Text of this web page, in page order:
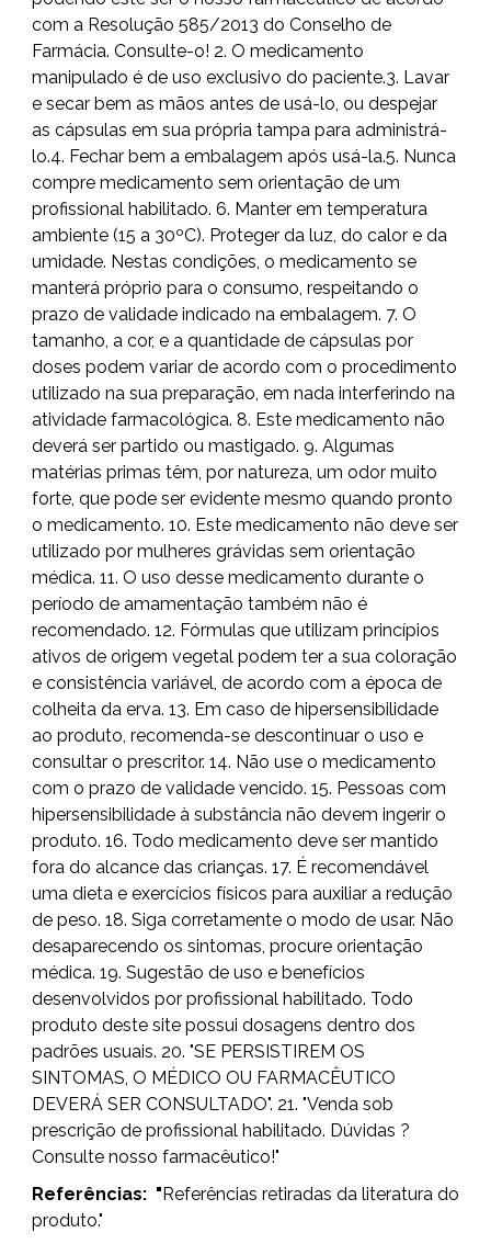
com a Resolução 585/2013 do Conselho de
Farmácia. Consulte-o! 2. O medicamento
manipulado é de uso exclusivo do paciente.3. Lavar
e secar bem as mãos antes de usá-lo, ou despejar
as cápsulas em sua própria tampa para administrá-
lo.4. Fechar bem a embalagem após usá-la.5. Nunca
compre medicamento sem orientação de um
profissional habilitado. 6. Manter em temperatura
ambiente (15 a 30ºC). Proteger da luz, do calor e da
umidade. Nestas condições, o medicamento se
manterá próprio para o consumo, respeitando o
prazo de validade indicado na embalagem. 7. O
tamanho, a cor, e a quantidade de cápsulas por
doses podem variar de acordo com o procedimento
utilizado na sua preparação, em nada interferindo na
atividade farmacológica. 8. Este medicamento não
deverá ser partido ou mastigado. 9. Algumas
matérias primas têm, por natureza, um odor muito
forte, que pode ser evidente mesmo quando pronto
o medicamento. 10. Este medicamento não deve ser
utilizado por mulheres grávidas sem orientação
médica. 11. O uso desse medicamento durante o
período de amamentação também não é
recomendado. 12. Fórmulas que utilizam princípios
ativos de origem vegetal podem ter a sua coloração
e consistência variável, de acordo com a época de
colheita da erva. 13. Em caso de hipersensibilidade
ao produto, recomenda-se descontinuar o uso e
consultar o prescritor. 14. Não use o medicamento
com o prazo de validade vencido. 15. Pessoas com
hipersensibilidade à substância não devem ingerir o
produto. 16. Todo medicamento deve ser mantido
fora do alcance das crianças. 17. É recomendável
uma dieta e exercícios físicos para auxiliar a redução
de peso. 18. Siga corretamente o modo de usar. Não
desaparecendo os sintomas, procure orientação
médica. 19. Sugestão de uso e benefícios
desenvolvidos por profissional habilitado. Todo
produto deste site possui dosagens dentro dos
padrões usuais. 20. "SE PERSISTIREM OS
SINTOMAS, O MÉDICO OU FARMACÊUTICO
DEVERÁ SER CONSULTADO". 21. "Venda sob
prescrição de profissional habilitado. Dúvidas ?
Consulte nosso farmacêutico!"
Referências: "Referências retiradas da literatura do
produto."